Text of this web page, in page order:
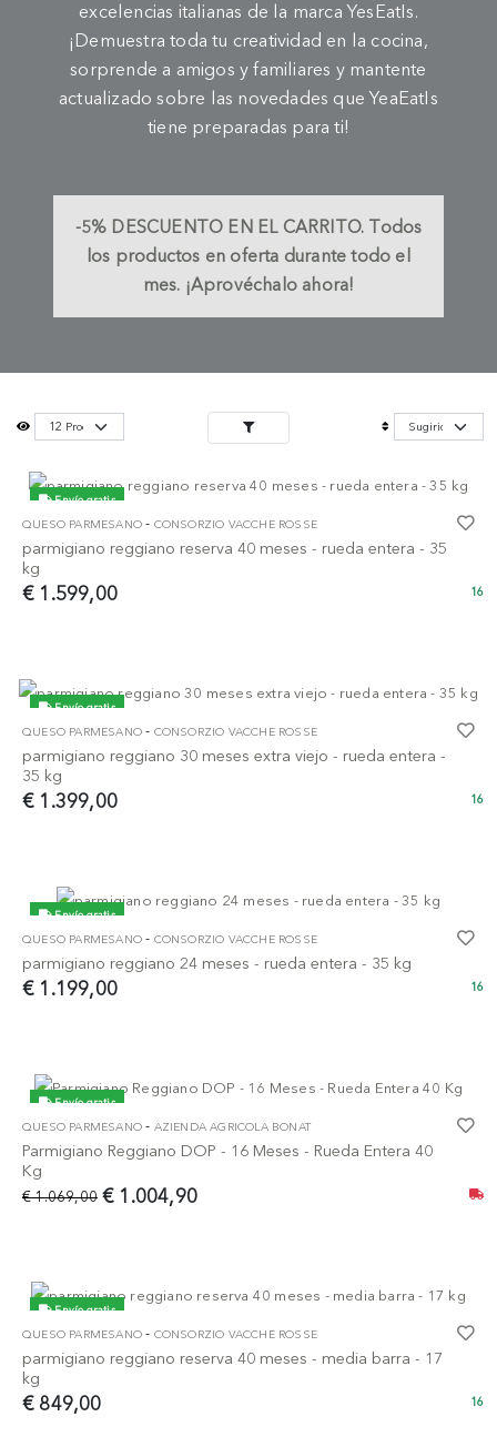
excelencias italianas de la marca YesEatIs.
¡Demuestra toda tu creatividad en la cocina,
sorprende a amigos y familiares y mantente
actualizado sobre las novedades que YeaEatIs
tiene preparadas para ti!
-5% DESCUENTO EN EL CARRITO. Todos
los productos en oferta durante todo el
mes. ¡Aprovéchalo ahora!
Envío gratis
QUESO PARMESANO - CONSORZIO VACCHE ROSSE
parmigiano reggiano reserva 40 meses - rueda entera - 35
kg
€ 1.599,00 16
Envío gratis
QUESO PARMESANO - CONSORZIO VACCHE ROSSE
parmigiano reggiano 30 meses extra viejo - rueda entera -
35 kg
€ 1.399,00 16
Envío gratis
QUESO PARMESANO - CONSORZIO VACCHE ROSSE
parmigiano reggiano 24 meses - rueda entera - 35 kg
€ 1.199,00 16
Envío gratis
-6%
QUESO PARMESANO - AZIENDA AGRICOLA BONAT
Parmigiano Reggiano DOP - 16 Meses - Rueda Entera 40
Kg
€ 1.004,90
€ 1.069,00
Envío gratis
QUESO PARMESANO - CONSORZIO VACCHE ROSSE
parmigiano reggiano reserva 40 meses - media barra - 17
kg
€ 849,00 16